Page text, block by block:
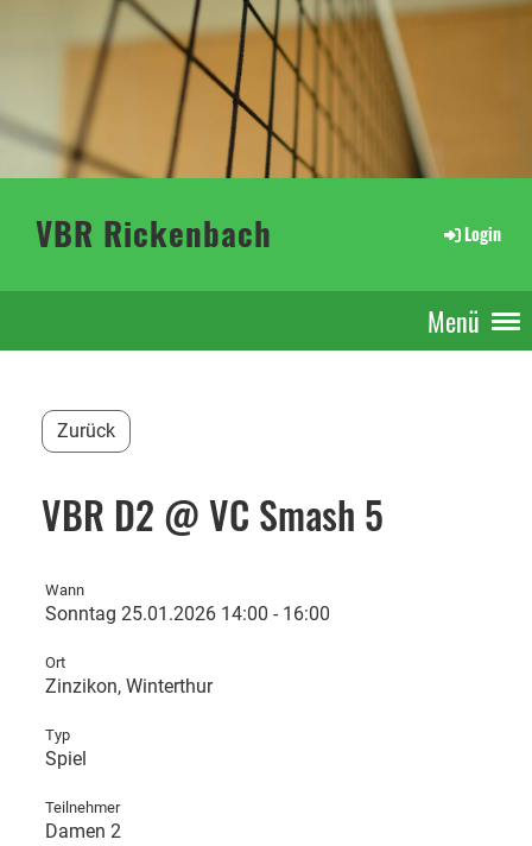
VBR Rickenbach Login
Menü
Zurück
VBR D2 @ VC Smash 5
Wann
Sonntag 25.01.2026 14:00 - 16:00
Ort
Zinzikon, Winterthur
Typ
Spiel
Teilnehmer
Damen 2